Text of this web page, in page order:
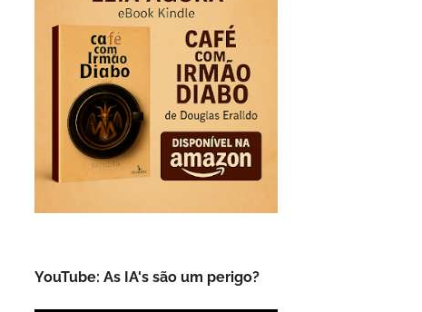
YouTube: As IA's são um perigo?